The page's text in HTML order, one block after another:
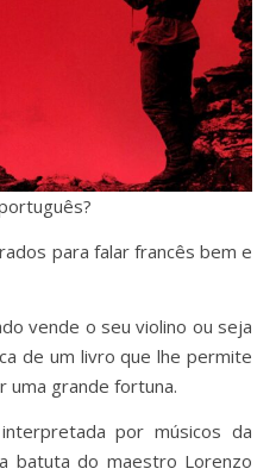
para falar francês bem e
vende o seu violino ou seja
de um livro que lhe permite
uma grande fortuna.
interpretada por músicos da
batuta do maestro Lorenzo